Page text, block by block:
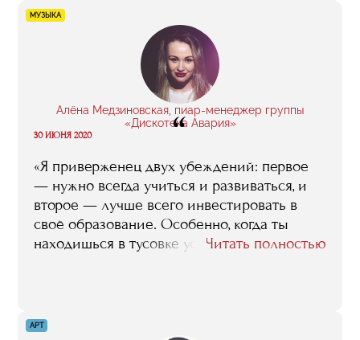
порекомендую бизнес-школу, как место, где
человек получит те знания и навыки в
сфере спортивного менеджмента, которые
ему наверняка реально пригодятся.
МУЗЫКА
Алёна Медзиновская, пиар-менеджер группы
«Дискотека Авария»
“
30 ИЮНЯ 2020
«Я приверженец двух убеждений: первое
— нужно всегда учиться и развиваться, и
второе — лучше всего инвестировать в
своё образование. Особенно, когда ты
находишься в тусовке успешных людей,
что здесь получу то, что мне нужно.
Читать полностью
АРТ